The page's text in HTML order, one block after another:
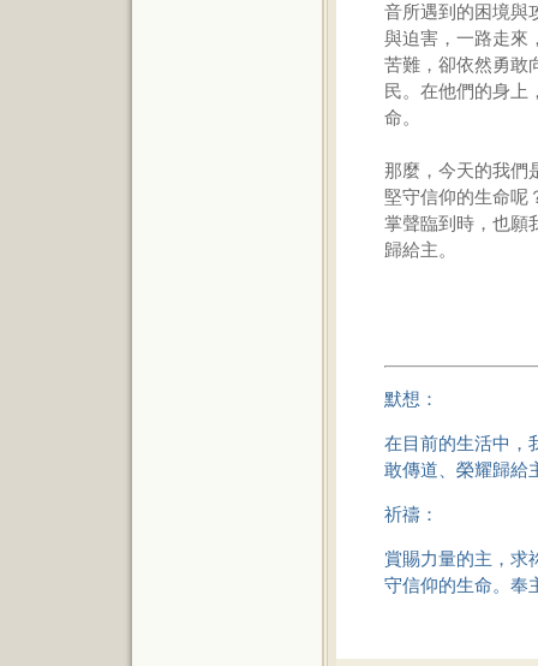
音所遇到的困境與
與迫害，一路走來
苦難，卻依然勇敢
民。在他們的身上
命。
那麼，今天的我們
堅守信仰的生命呢
掌聲臨到時，也願
歸給主。
默想：
在目前的生活中，
敢傳道、榮耀歸給
祈禱：
賞賜力量的主，求
守信仰的生命。奉